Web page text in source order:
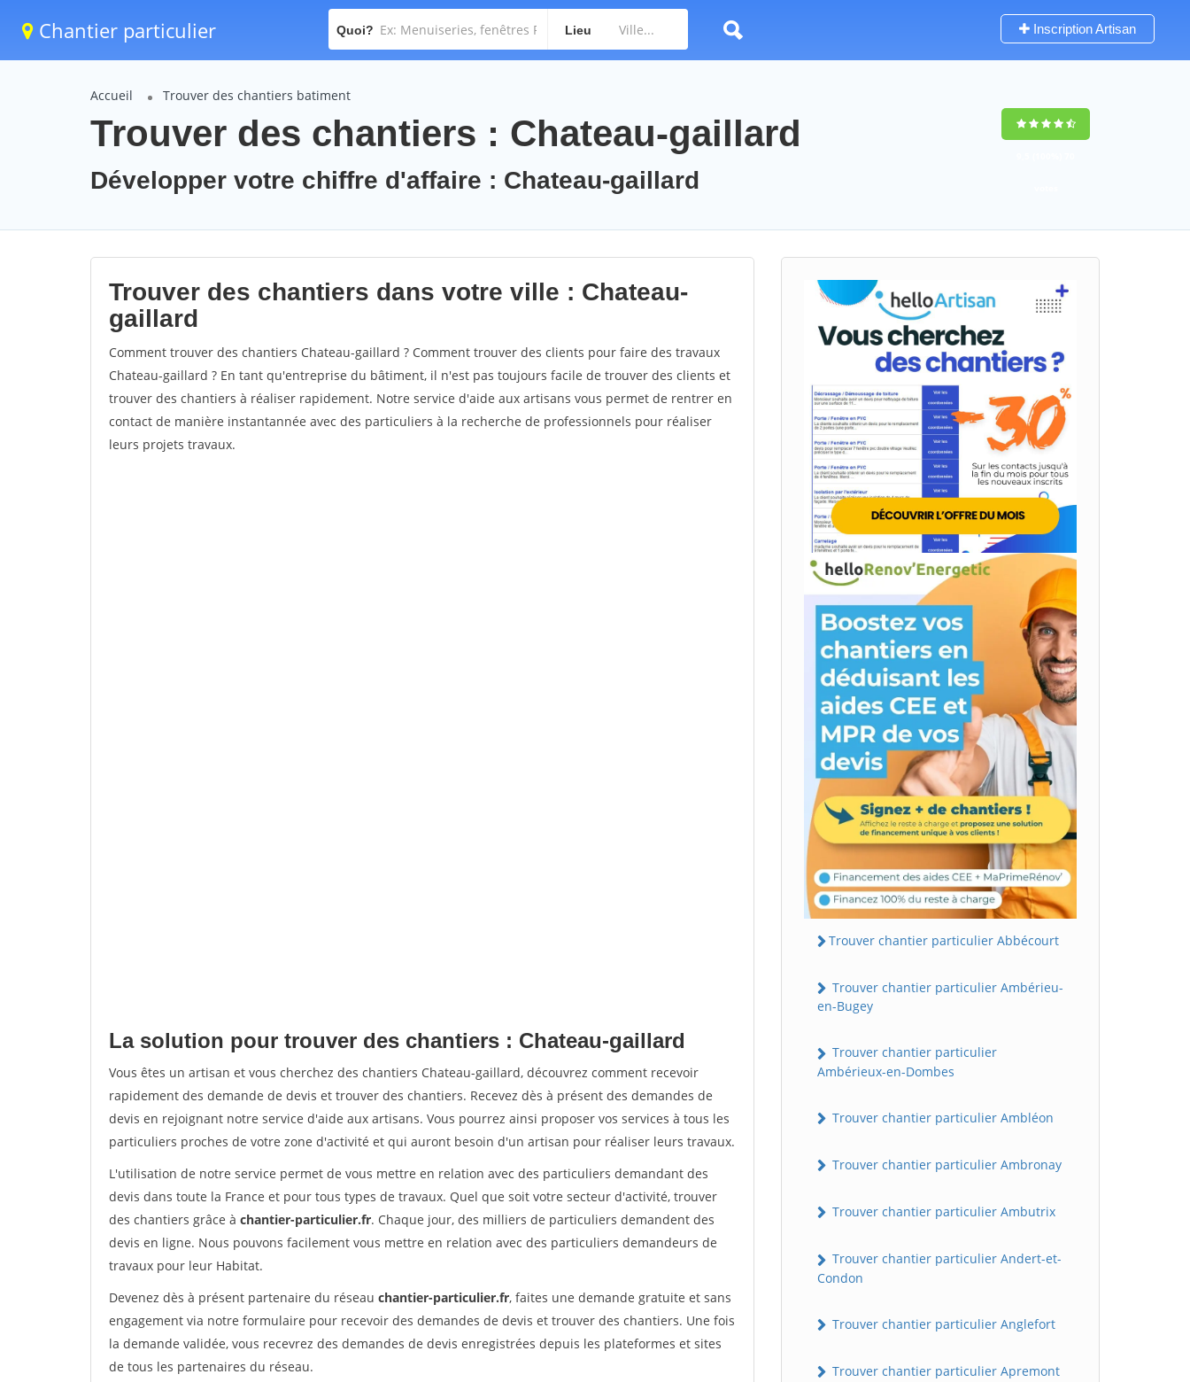
Chantier particulier Quoi? Lieu Inscription Artisan
Accueil Trouver des chantiers batiment
Trouver des chantiers : Chateau-gaillard
Développer votre chiffre d'affaire : Chateau-gaillard
Trouver des chantiers dans votre ville : Chateau-
gaillard
Comment trouver des chantiers Chateau-gaillard ? Comment trouver des clients pour faire des travaux
Chateau-gaillard ? En tant qu'entreprise du bâtiment, il n'est pas toujours facile de trouver des clients et
trouver des chantiers à réaliser rapidement. Notre service d'aide aux artisans vous permet de rentrer en
contact de manière instantannée avec des particuliers à la recherche de professionnels pour réaliser
leurs projets travaux.
La solution pour trouver des chantiers : Chateau-gaillard
Vous êtes un artisan et vous cherchez des chantiers Chateau-gaillard, découvrez comment recevoir
rapidement des demande de devis et trouver des chantiers. Recevez dès à présent des demandes de
devis en rejoignant notre service d'aide aux artisans. Vous pourrez ainsi proposer vos services à tous les
particuliers proches de votre zone d'activité et qui auront besoin d'un artisan pour réaliser leurs travaux.
L'utilisation de notre service permet de vous mettre en relation avec des particuliers demandant des
devis dans toute la France et pour tous types de travaux. Quel que soit votre secteur d'activité, trouver
des chantiers grâce à chantier-particulier.fr. Chaque jour, des milliers de particuliers demandent des
devis en ligne. Nous pouvons facilement vous mettre en relation avec des particuliers demandeurs de
travaux pour leur Habitat.
Devenez dès à présent partenaire du réseau chantier-particulier.fr, faites une demande gratuite et sans
engagement via notre formulaire pour recevoir des demandes de devis et trouver des chantiers. Une fois
la demande validée, vous recevrez des demandes de devis enregistrées depuis les plateformes et sites
de tous les partenaires du réseau.
Trouver chantier particulier Abbécourt
Trouver chantier particulier Ambérieu-
en-Bugey
Trouver chantier particulier
Ambérieux-en-Dombes
Trouver chantier particulier Ambléon
Trouver chantier particulier Ambronay
Trouver chantier particulier Ambutrix
Trouver chantier particulier Andert-et-
Condon
Trouver chantier particulier Anglefort
Trouver chantier particulier Apremont